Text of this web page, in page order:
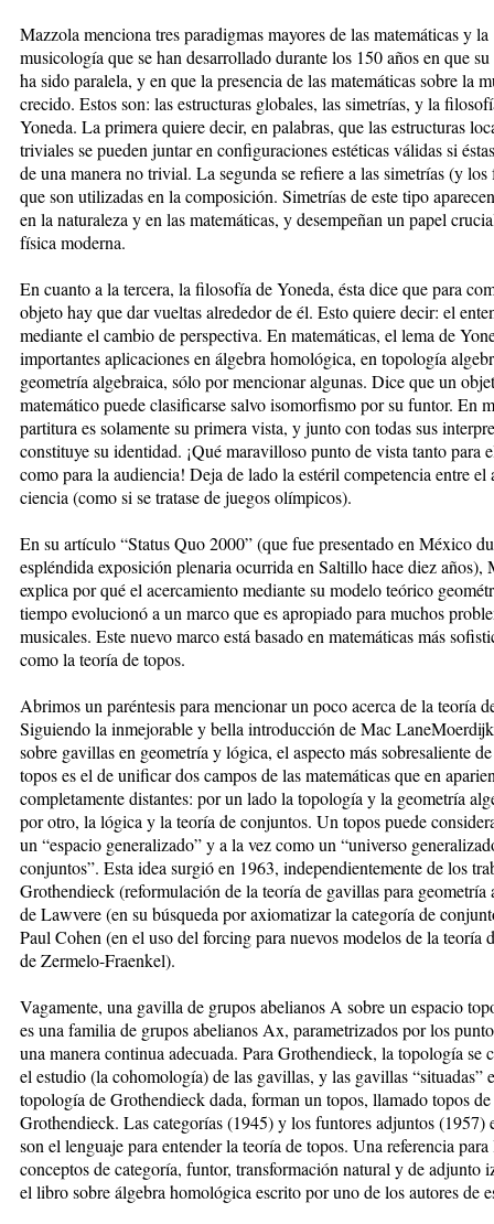
Mazzola menciona tres paradigmas mayores de las matemáticas y la
musicología que se han desarrollado durante los 150 años en que
ha sido paralela, y en que la presencia de las matemáticas sobre la
crecido. Estos son: las estructuras globales, las simetrías, y la
Yoneda. La primera quiere decir, en palabras, que las estructuras
triviales se pueden juntar en configuraciones estéticas válidas si
de una manera no trivial. La segunda se refiere a las simetrías (y los
que son utilizadas en la composición. Simetrías de este tipo
en la naturaleza y en las matemáticas, y desempeñan un papel
física moderna.
En cuanto a la tercera, la filosofía de Yoneda, ésta dice que para
objeto hay que dar vueltas alrededor de él. Esto quiere decir: el
mediante el cambio de perspectiva. En matemáticas, el lema de
importantes aplicaciones en álgebra homológica, en topología
geometría algebraica, sólo por mencionar algunas. Dice que un
matemático puede clasificarse salvo isomorfismo por su funtor. En
partitura es solamente su primera vista, y junto con todas sus
constituye su identidad. ¡Qué maravilloso punto de vista tanto para
como para la audiencia! Deja de lado la estéril competencia entre el
ciencia (como si se tratase de juegos olímpicos).
En su artículo “Status Quo 2000” (que fue presentado en México
espléndida exposición plenaria ocurrida en Saltillo hace diez años),
explica por qué el acercamiento mediante su modelo teórico
tiempo evolucionó a un marco que es apropiado para muchos
musicales. Este nuevo marco está basado en matemáticas más
como la teoría de topos.
Abrimos un paréntesis para mencionar un poco acerca de la teoría
Siguiendo la inmejorable y bella introducción de Mac
sobre gavillas en geometría y lógica, el aspecto más sobresaliente
topos es el de unificar dos campos de las matemáticas que en
completamente distantes: por un lado la topología y la geometría
por otro, la lógica y la teoría de conjuntos. Un topos puede
un “espacio generalizado” y a la vez como un “universo
conjuntos”. Esta idea surgió en 1963, independientemente de los
Grothendieck (reformulación de la teoría de gavillas para geometría
de Lawvere (en su búsqueda por axiomatizar la categoría de
Paul Cohen (en el uso del forcing para nuevos modelos de la teoría
de Zermelo-Fraenkel).
Vagamente, una gavilla de grupos abelianos A sobre un espacio
es una familia de grupos abelianos Ax, parametrizados por los
una manera continua adecuada. Para Grothendieck, la topología se
el estudio (la cohomología) de las gavillas, y las gavillas “situadas”
topología de Grothendieck dada, forman un topos, llamado topos de
Grothendieck. Las categorías (1945) y los funtores adjuntos (1957)
son el lenguaje para entender la teoría de topos. Una referencia para
conceptos de categoría, funtor, transformación natural y de adjunto
el libro sobre álgebra homológica escrito por uno de los autores de